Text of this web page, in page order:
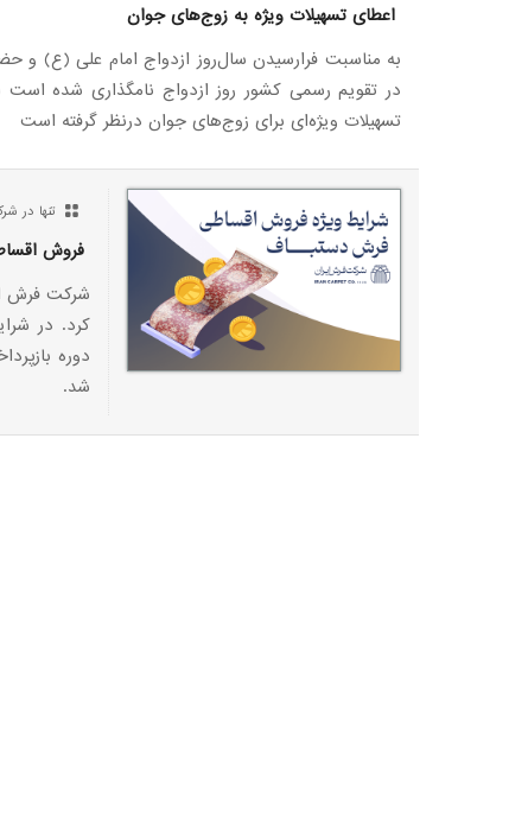
اعطای تسهیلات ویژه به زوج‌های جوان
به مناسبت فرارسیدن سال‌روز ازدواج امام علی (ع) و
در تقویم رسمی کشور روز ازدواج نامگذاری شده
تسهیلات ویژه‌ای برای زوج‌های جوان درنظر گرفته است
تنها در
فروش
شرکت فرش
شد.